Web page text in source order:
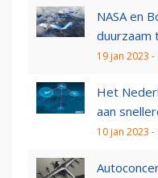
NASA en
duurzaam
19 jan 2023 -
Het
aan
10 jan 2023 -